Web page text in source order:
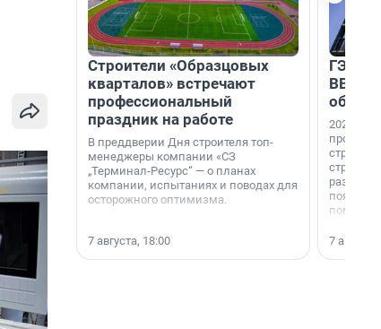
Строители «Образцовых
кварталов» встречают
профессиональный
праздник на работе
В преддверии Дня строителя топ-
менеджеры компании «СЗ
„Терминал-Ресурс“ — о планах
компании, испытаниях и поводах для
осторожного оптимизма.
7 августа, 18:00
ГЭС,
ВВП: в
об
2026-й —
раз. В
7